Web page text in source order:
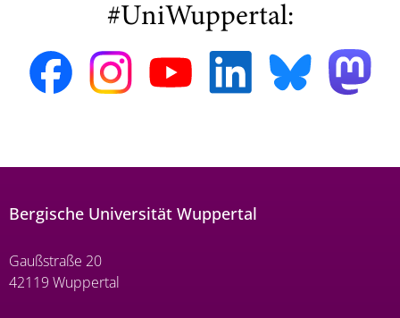
#UniWuppertal:
Bergische Universität Wuppertal
Gaußstraße 20
42119 Wuppertal